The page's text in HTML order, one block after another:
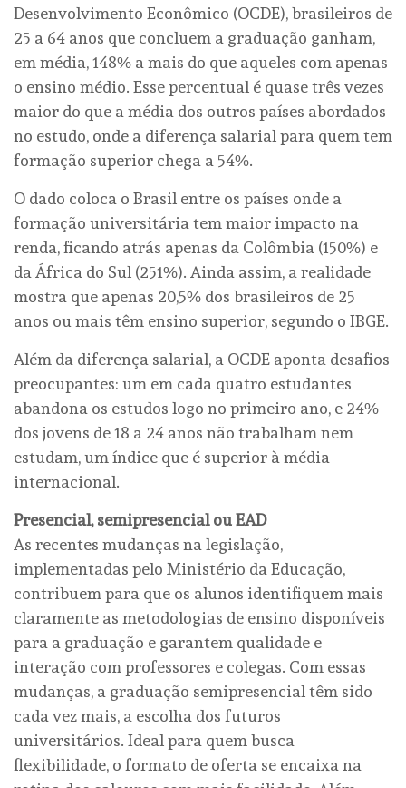
Desenvolvimento Econômico (OCDE), brasileiros de
25 a 64 anos que concluem a graduação ganham,
em média, 148% a mais do que aqueles com apenas
o ensino médio. Esse percentual é quase três vezes
maior do que a média dos outros países abordados
no estudo, onde a diferença salarial para quem tem
formação superior chega a 54%.
O dado coloca o Brasil entre os países onde a
formação universitária tem maior impacto na
renda, ficando atrás apenas da Colômbia (150%) e
da África do Sul (251%). Ainda assim, a realidade
mostra que apenas 20,5% dos brasileiros de 25
anos ou mais têm ensino superior, segundo o IBGE.
Além da diferença salarial, a OCDE aponta desafios
preocupantes: um em cada quatro estudantes
abandona os estudos logo no primeiro ano, e 24%
dos jovens de 18 a 24 anos não trabalham nem
estudam, um índice que é superior à média
internacional.
Presencial, semipresencial ou EAD
As recentes mudanças na legislação,
implementadas pelo Ministério da Educação,
contribuem para que os alunos identifiquem mais
claramente as metodologias de ensino disponíveis
para a graduação e garantem qualidade e
interação com professores e colegas. Com essas
mudanças, a graduação semipresencial têm sido
cada vez mais, a escolha dos futuros
universitários. Ideal para quem busca
flexibilidade, o formato de oferta se encaixa na